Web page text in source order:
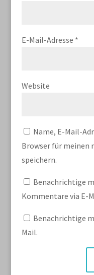
E-Mail-Adresse *
Website
Name, E-Mail-
Browser für meinen
speichern.
Benachrichtige
Kommentare via E-
Benachrichtige
Mail.